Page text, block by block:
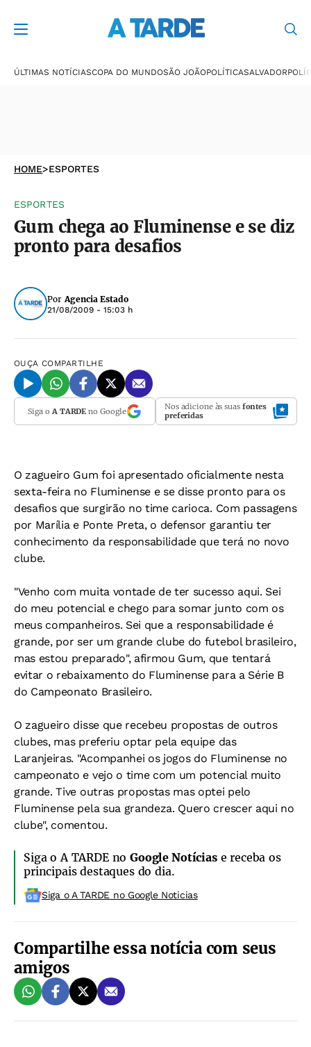
ÚLTIMAS NOTÍCIASCOPA DO MUNDOSÃO JOÃOPOLÍTICASALVADOR
HOME>ESPORTES
ESPORTES
Gum chega ao Fluminense e se diz
pronto para desafios
PorAgencia Estado
21/08/2009 - 15:03 h
OUÇA COMPARTILHE
Siga oA TARDE no Google Nos adicione às suas fontes
preferidas
O zagueiro Gum foi apresentado oficialmente nesta
sexta-feira no Fluminense e se disse pronto para os
desafios que surgirão no time carioca. Com passagens
por Marília e Ponte Preta, o defensor garantiu ter
conhecimento da responsabilidade que terá no novo
clube.
"Venho com muita vontade de ter sucesso aqui. Sei
do meu potencial e chego para somar junto com os
meus companheiros. Sei que a responsabilidade é
grande, por ser um grande clube do futebol brasileiro,
mas estou preparado", afirmou Gum, que tentará
evitar o rebaixamento do Fluminense para a Série B
do Campeonato Brasileiro.
O zagueiro disse que recebeu propostas de outros
clubes, mas preferiu optar pela equipe das
Laranjeiras. "Acompanhei os jogos do Fluminense no
campeonato e vejo o time com um potencial muito
grande. Tive outras propostas mas optei pelo
Fluminense pela sua grandeza. Quero crescer aqui no
clube", comentou.
Siga o A TARDE noGoogle Notíciase receba os
principais destaques do dia.
Siga o A TARDE no Google Noticias
Compartilhe essa notícia com seus
amigos